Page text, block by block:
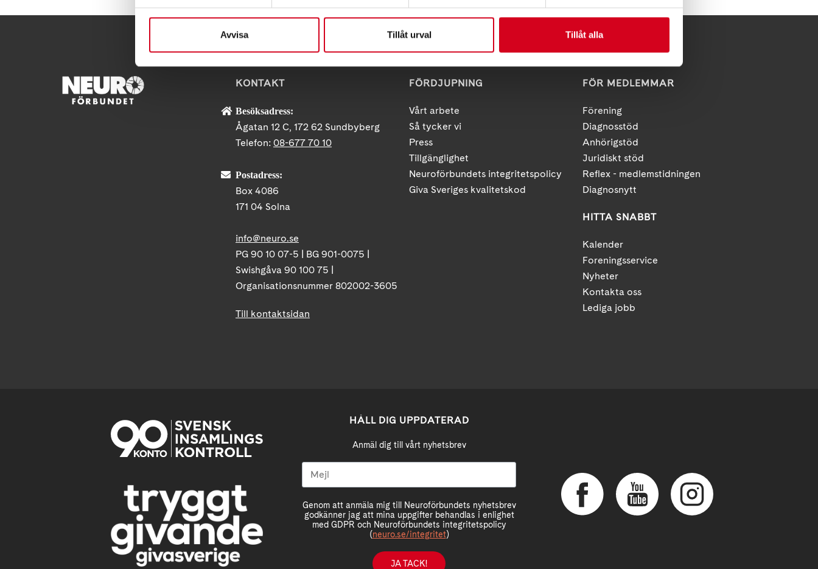
Avvisa Tillåt urval Tillåt alla
KONTAKT
Besöksadress:
Ågatan 12 C, 172 62 Sundbyberg
Telefon: 08-677 70 10
Postadress:
Box 4086
171 04 Solna
info@neuro.se
PG 90 10 07-5 | BG 901-0075 |
Swishgåva 90 100 75 |
Organisationsnummer 802002-3605
Till kontaktsidan
FÖRDJUPNING
Vårt arbete
Så tycker vi
Press
Tillgänglighet
Neuroförbundets integritetspolicy
Giva Sveriges kvalitetskod
FÖR MEDLEMMAR
Förening
Diagnosstöd
Anhörigstöd
Juridiskt stöd
Reflex - medlemstidningen
Diagnosnytt
HITTA SNABBT
Kalender
Foreningsservice
Nyheter
Kontakta oss
Lediga jobb
HÅLL DIG UPPDATERAD
Anmäl dig till vårt nyhetsbrev
Genom att anmäla mig till Neuroförbundets nyhetsbrev
godkänner jag att mina uppgifter behandlas i enlighet
med GDPR och Neuroförbundets integritetspolicy
(neuro.se/integritet)
JA TACK!